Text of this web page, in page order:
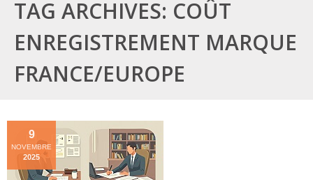
54
Contact
Publications
Actualité
TAG ARCHIVES: COÛT
ENREGISTREMENT MARQUE
FRANCE/EUROPE
9
NOVEMBRE
2025